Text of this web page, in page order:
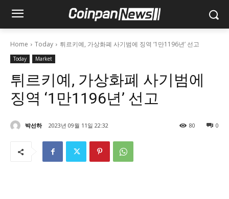
Home Today 튀르키예, 가상화폐 사기범에 징역 ‘1만1196년’ 선고
Today Market
튀르키예, 가상화폐 사기범에
징역 ‘1만1196년’ 선고
박선하 2023년 09월 11일 22:32 0
80